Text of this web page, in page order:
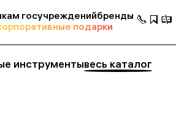
госучрежденийбренды
подарки
инструментывесь каталог